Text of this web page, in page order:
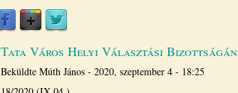
Tata Város Helyi Választási
Beküldte Múth János - 2020, szeptember 4 - 18:25